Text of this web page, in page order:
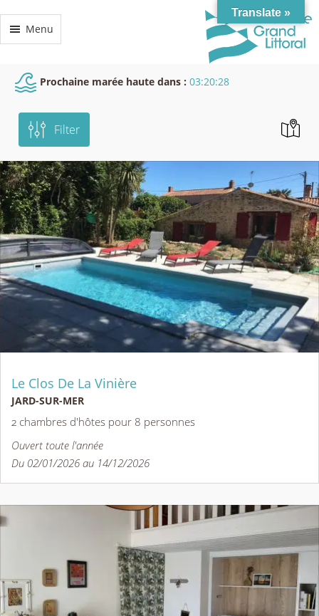
Menu
Prochaine marée haute dans : 03:20:27
Filter
Le Clos De La Vinière
JARD-SUR-MER
2 chambres d'hôtes pour 8 personnes
Ouvert toute l'année
Du 02/01/2026 au 14/12/2026
Translate »